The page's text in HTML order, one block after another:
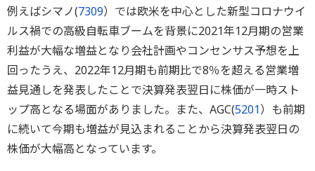
例えばシマノ(7309）では欧米を中心とした新型コロナウイ
ルス禍での高級自転車ブームを背景に2021年12月期の営業
利益が大幅な増益となり会社計画やコンセンサス予想を上
回ったうえ、2022年12月期も前期比で8％を超える営業増
益見通しを発表したことで決算発表翌日に株価が一時スト
ップ高となる場面がありました。また、AGC(5201）も前期
に続いて今期も増益が見込まれることから決算発表翌日の
株価が大幅高となっています。